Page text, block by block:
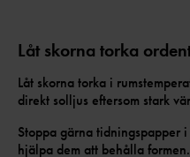
Låt skorna torka
Låt skorna torka i
direkt solljus eftersom stark
Stoppa gärna tidningspapper
hjälpa dem att behålla